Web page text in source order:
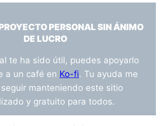
PERSONAL SIN ÁNIMO
DE LUCRO
te ha sido útil, puedes apoyarlo
a un café en Ko-fi. Tu ayuda me
manteniendo este sitio
y gratuito para todos.
duda o sugerencia? Escríbeme